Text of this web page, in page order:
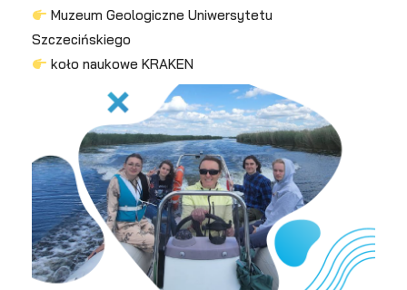
Muzeum Geologiczne Uniwersytetu
Szczecińskiego
koło naukowe KRAKEN